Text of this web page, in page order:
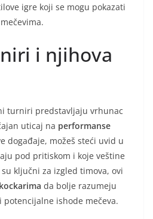
igre koji se mogu pokazati
i njihova
turniri predstavljaju vrhunac
uticaj na performanse
događaje, možeš steći uvid u
pod pritiskom i koje veštine
ključni za izgled timova, ovi
kockarima da bolje razumeju
ishode mečeva.